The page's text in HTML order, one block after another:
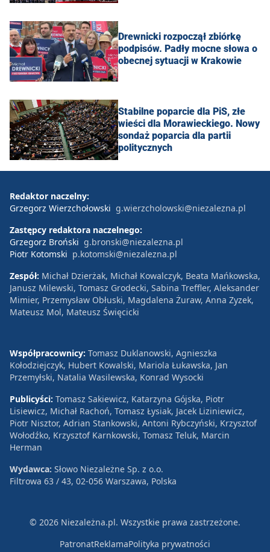
Drewnicki rozpoczął zbiórkę
podpisów. Padły mocne słowa o
obecnej sytuacji w Krakowie
Stabilne poparcie dla PiS, złe
wieści dla Morawieckiego. Nowy
sondaż poparcia dla partii
politycznych
Redaktor naczelny:
Grzegorz Wierzchołowski g.wierzcholowski@niezalezna.pl
Zastępcy redaktora naczelnego:
Grzegorz Broński g.bronski@niezalezna.pl
Piotr Kotomski p.kotomski@niezalezna.pl
Zespół: Michał Dzierżak, Michał Kowalczyk, Beata Mańkowska,
Janusz Milewski, Tomasz Grodecki, Sabina Treffler, Aleksander
Mimier, Przemysław Obłuski, Magdalena Żuraw, Anna Zyzek,
Mateusz Mol, Mateusz Święcicki
Współpracownicy: Tomasz Duklanowski, Agnieszka
Kołodziejczyk, Hubert Kowalski, Mariola Łukawska, Jan
Przemyłski, Natalia Wasilewska, Konrad Wysocki
Publicyści: Tomasz Sakiewicz, Katarzyna Gójska, Piotr
Lisiewicz, Michał Rachoń, Tomasz Łysiak, Jacek Liziniewicz,
Piotr Nisztor, Adrian Stankowski, Antoni Rybczyński, Krzysztof
Wołodźko, Krzysztof Karnkowski, Tomasz Teluk, Marcin
Herman
Wydawca: Słowo Niezależne Sp. z o.o.
Filtrowa 63 / 43, 02-056 Warszawa, Polska
© 2026 Niezależna.pl. Wszystkie prawa zastrzeżone.
PatronatReklamaPolityka prywatności